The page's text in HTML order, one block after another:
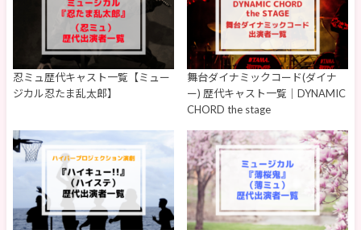
忍ミュ歴代キャスト一覧【ミュー
ジカル忍たま乱太郎】
舞台ダイナミックコード(ダイナ
ー) 歴代キャスト一覧｜DYNAMIC
CHORD the stage